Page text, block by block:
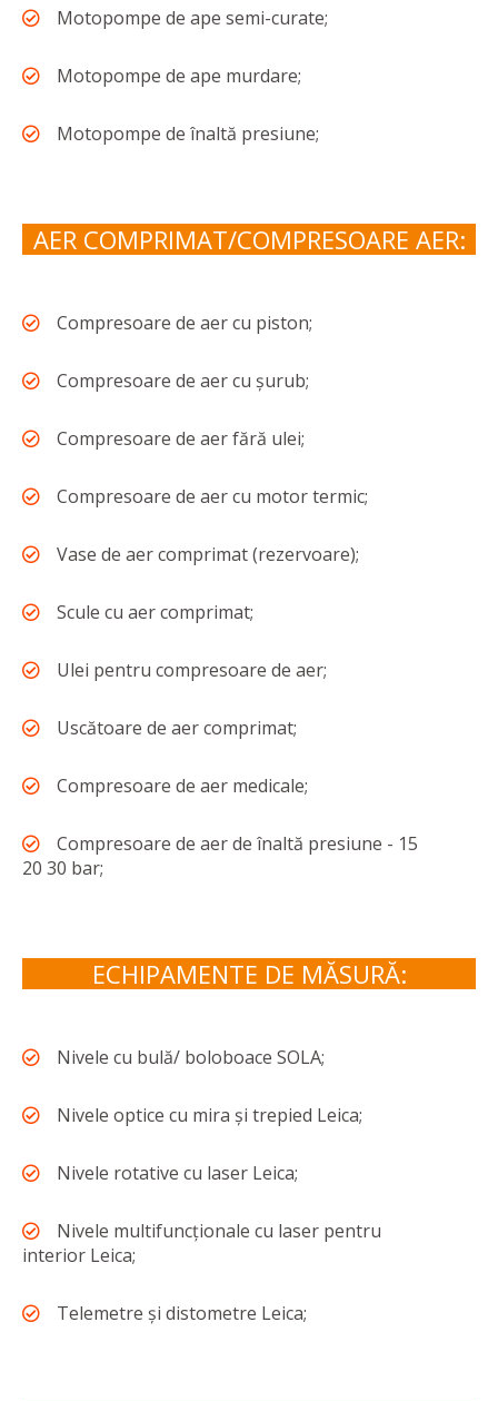
Motopompe de ape semi-curate;
Motopompe de ape murdare;
Motopompe de înaltă presiune;
AER COMPRIMAT/COMPRESOARE AER:
Compresoare de aer cu piston;
Compresoare de aer cu șurub;
Compresoare de aer fără ulei;
Compresoare de aer cu motor termic;
Vase de aer comprimat (rezervoare);
Scule cu aer comprimat;
Ulei pentru compresoare de aer;
Uscătoare de aer comprimat;
Compresoare de aer medicale;
Compresoare de aer de înaltă presiune - 15
20 30 bar;
ECHIPAMENTE DE MĂSURĂ:
Nivele cu bulă/ boloboace SOLA;
Nivele optice cu mira și trepied Leica;
Nivele rotative cu laser Leica;
Nivele multifuncționale cu laser pentru
interior Leica;
Telemetre și distometre Leica;